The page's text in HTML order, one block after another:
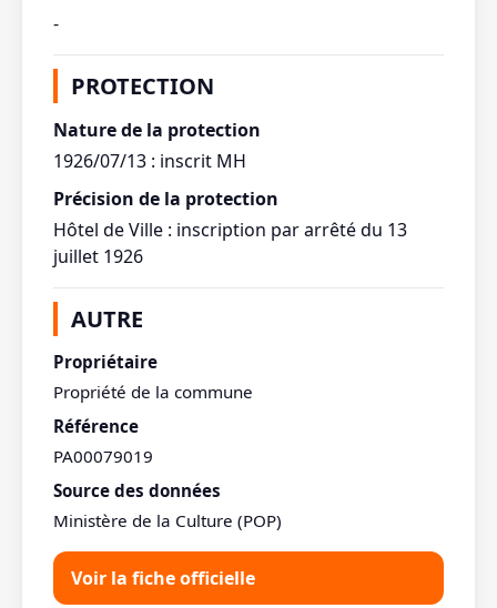
-
PROTECTION
Nature de la protection
1926/07/13 : inscrit MH
Précision de la protection
Hôtel de Ville : inscription par arrêté du 13
juillet 1926
AUTRE
Propriétaire
Propriété de la commune
Référence
PA00079019
Source des données
Ministère de la Culture (POP)
Voir la fiche officielle